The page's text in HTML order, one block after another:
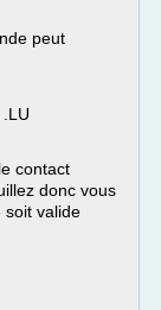
peut
contact
donc vous
soit valide